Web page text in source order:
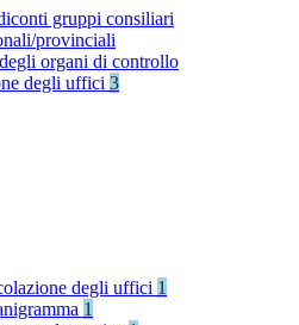
gruppi consiliari
provinciali
organi di controllo
degli uffici 3
degli uffici 1
1